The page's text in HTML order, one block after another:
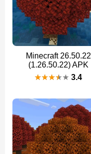
Minecraft 26.50.22
(1.26.50.22) APK
3.4